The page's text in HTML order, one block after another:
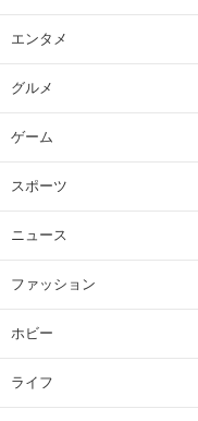
エンタメ
グルメ
ゲーム
スポーツ
ニュース
ファッション
ホビー
ライフ